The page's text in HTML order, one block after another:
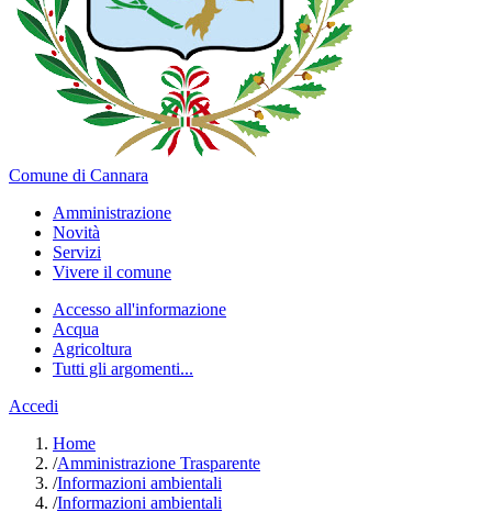
Comune di Cannara
Amministrazione
Novità
Servizi
Vivere il comune
Accesso all'informazione
Acqua
Agricoltura
Tutti gli argomenti...
Accedi
Home
/Amministrazione Trasparente
/Informazioni ambientali
/Informazioni ambientali